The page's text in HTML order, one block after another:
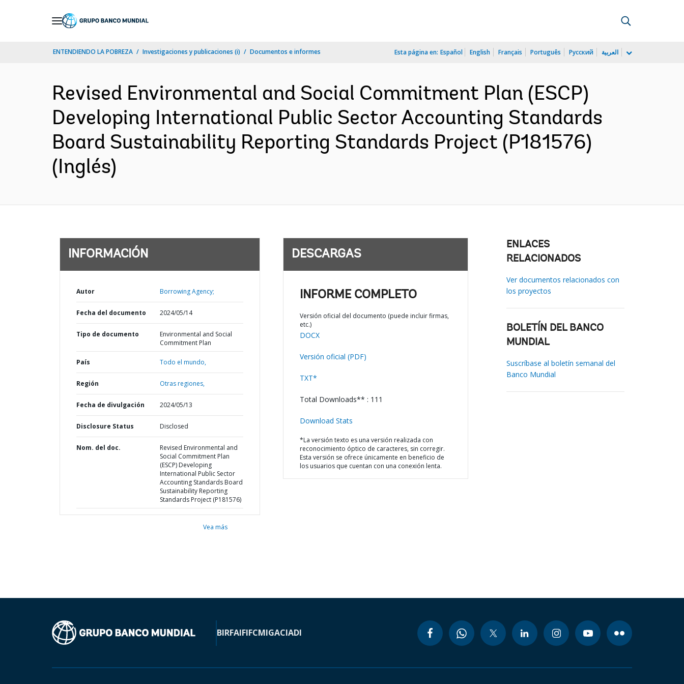
ENTENDIENDO LA POBREZA Investigaciones y publicaciones (i) Documentos e informes Esta página en: Español English Français Português Русский العربية
Revised Environmental and Social Commitment Plan (ESCP)
Developing International Public Sector Accounting Standards
Board Sustainability Reporting Standards Project (P181576)
(Inglés)
INFORMACIÓN
Autor Borrowing Agency;
Fecha del documento 2024/05/14
Tipo de documento
Environmental and Social
Commitment Plan
País Todo el mundo,
Región Otras regiones,
Fecha de divulgación 2024/05/13
Disclosure Status Disclosed
Nom. del doc.
Revised Environmental and
Social Commitment Plan
(ESCP) Developing
International Public Sector
Accounting Standards Board
Sustainability Reporting
Standards Project (P181576)
Vea más
DESCARGAS
INFORME COMPLETO
Versión oficial del documento (puede incluir firmas,
etc.)
DOCX
Versión oficial (PDF)
TXT*
Total Downloads** : 111
Download Stats
*La versión texto es una versión realizada con
reconocimiento óptico de caracteres, sin corregir.
Esta versión se ofrece únicamente en beneficio de
los usuarios que cuentan con una conexión lenta.
ENLACES
RELACIONADOS
Ver documentos relacionados con
los proyectos
BOLETÍN DEL BANCO
MUNDIAL
Suscríbase al boletín semanal del
Banco Mundial
BIRFAIFIFCMIGACIADI